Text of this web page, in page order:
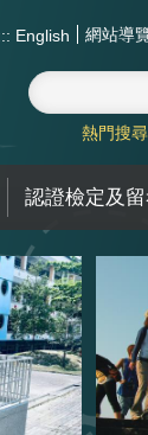
English 網站導
熱門搜尋
認證檢定及